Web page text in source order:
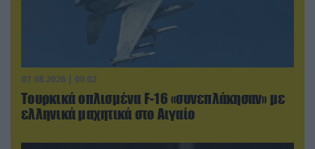
07.08.2026 | 00:02
Τουρκικά οπλισμένα F-16 «συνεπλάκησαν» με
ελληνικά μαχητικά στο Αιγαίο